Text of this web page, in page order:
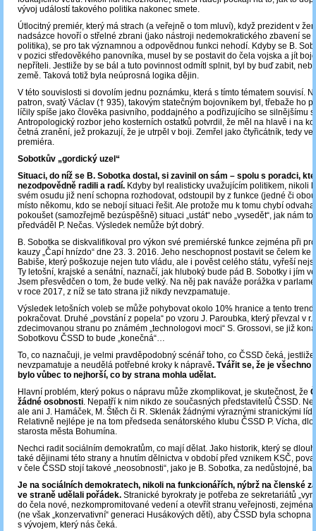
vývoj událostí takového politika nakonec smete.
Útlocitný premiér, který má strach (a veřejně o tom mluví), když prezident v
nadsázce hovoří o střelné zbrani (jako nástroji nedemokratického zbavení se
politika), se pro tak významnou a odpovědnou funkci nehodí. Kdyby se B.
v pozici středověkého panovníka, musel by se postavit do čela vojska a jít
nepříteli. Jestliže by se bál a tuto povinnost odmítl splnit, byl by buď zabit,
země. Taková totiž byla neúprosná logika dějin.
V této souvislosti si dovolím jednu poznámku, která s tímto tématem souvisí.
patron, svatý Václav († 935), takovým statečným bojovníkem byl, třebaže ho
líčily spíše jako člověka pasivního, poddajného a podřizujícího se silnějšímu
Antropologický rozbor jeho kosterních ostatků potvrdil, že měl na hlavě i na
četná zranění, jež prokazují, že je utrpěl v boji. Zemřel jako čtyřicátník, tedy
premiéra.
Sobotkův „gordický uzel“
Situaci, do níž se B. Sobotka dostal, si zavinil on sám – spolu s poradci,
nezodpovědně radili a radí. Kdyby byl realisticky uvažujícím politikem, nikoli
svém osudu již není schopna rozhodovat, odstoupil by z funkce (jedné či
místo někomu, kdo se nebojí situaci řešit. Ale protože mu k tomu chybí
pokoušet (samozřejmě bezúspěšně) situaci „ustát“ nebo „vysedět“, jak nám
předváděl P. Nečas. Výsledek nemůže být dobrý.
B. Sobotka se diskvalifikoval pro výkon své premiérské funkce zejména při
kauzy „Čapí hnízdo“ dne 23. 3. 2016. Jeho neschopnost postavit se čelem ke
Babiše, který poškozuje nejen tuto vládu, ale i pověst celého státu, vyřeší
Ty letošní, krajské a senátní, naznačí, jak hluboký bude pád B. Sobotky i jím
Jsem přesvědčen o tom, že bude velký. Na něj pak naváže porážka v
v roce 2017, z níž se tato strana již nikdy nevzpamatuje.
Výsledek letošních voleb se může pohybovat okolo 10% hranice a tento
pokračovat. Druhé „povstání z popela“ po vzoru J. Paroubka, který převzal v r.
zdecimovanou stranu po známém „technologovi moci“ S. Grossovi, se již
Sobotkovu ČSSD to bude „konečná“…
To, co naznačuji, je velmi pravděpodobný scénář toho, co ČSSD čeká, jestliže
nevzpamatuje a neudělá potřebné kroky k nápravě. Tvářit se, že je všechno
bylo vůbec to nejhorší, co by strana mohla udělat.
Hlavní problém, který pokus o nápravu může zkomplikovat, je skutečnost, že
žádné osobnosti. Nepatří k nim nikdo ze současných představitelů ČSSD.
ale ani J. Hamáček, M. Štěch či R. Sklenák žádnými výraznými stranickými
Relativně nejlépe je na tom předseda senátorského klubu ČSSD P. Vícha,
starosta města Bohumína.
Nechci radit sociálním demokratům, co mají dělat. Jako historik, který se
také dějinami této strany a hnutím dělnictva v období před vznikem KSČ,
v čele ČSSD stojí takové „neosobnosti“, jako je B. Sobotka, za nedůstojné, ba
Je na sociálních demokratech, nikoli na funkcionářích, nýbrž na členské
ve straně udělali pořádek. Stranické byrokraty je potřeba ze sekretariátů
do čela nové, nezkompromitované vedení a otevřít stranu veřejnosti, zejména
(ne však „konzervativní“ generaci Husákových dětí), aby ČSSD byla schopna
s vývojem, který nás čeká.